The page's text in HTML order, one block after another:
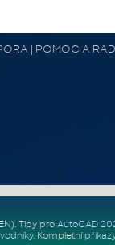
| POMOC A
. Tipy pro AutoCAD
. Kompletní